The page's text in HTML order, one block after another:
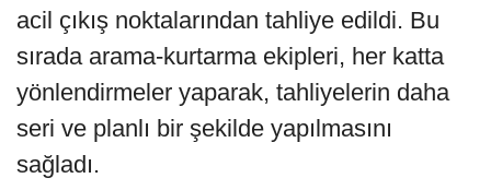
acil çıkış noktalarından tahliye edildi. Bu
sırada arama-kurtarma ekipleri, her katta
yönlendirmeler yaparak, tahliyelerin daha
seri ve planlı bir şekilde yapılmasını
sağladı.